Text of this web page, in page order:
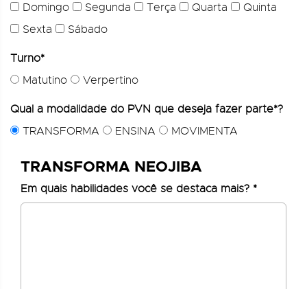
Domingo
Segunda Terça Quarta
Quinta
Sexta
Sábado
Turno*
Matutino
Verpertino
Qual a modalidade do PVN que deseja fazer parte*?
TRANSFORMA
ENSINA MOVIMENTA
TRANSFORMA NEOJIBA
Em quais habilidades você se destaca mais? *